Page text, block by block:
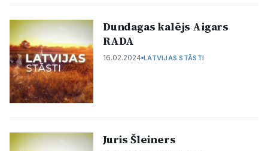
Dundagas kalējs Aigars
RADA
16.02.2024 LATVIJAS STĀSTI
Juris Šleiners​